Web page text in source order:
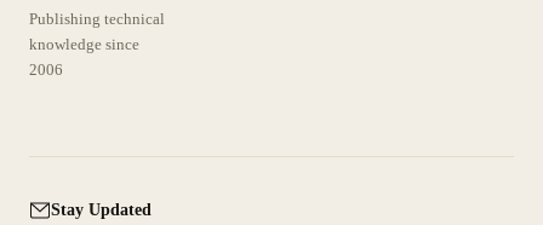
Publishing technical
knowledge since
2006
Stay Updated